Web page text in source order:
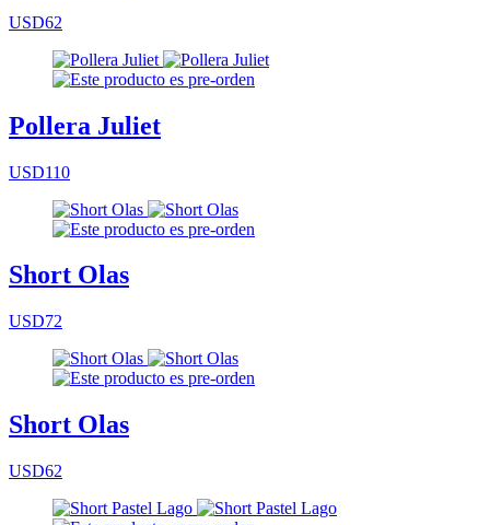
USD62
Pollera Juliet
USD110
Short Olas
USD72
Short Olas
USD62